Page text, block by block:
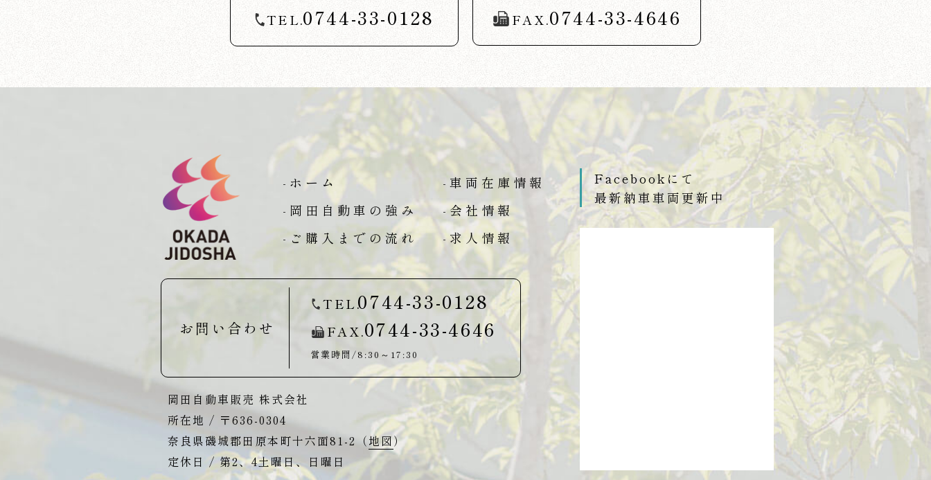
TEL.0744-33-0128 FAX.0744-33-4646
-ホーム
-岡田自動車の強み
-ご購入までの流れ
-車両在庫情報
-会社情報
-求人情報
お問い合わせ
TEL.0744-33-0128
FAX.0744-33-4646
営業時間/8:30～17:30
岡田自動車販売 株式会社
所在地 / 〒636-0304
奈良県磯城郡田原本町十六面81-2（地図）
定休日 / 第2、4土曜日、日曜日
Facebookにて
最新納車車両更新中